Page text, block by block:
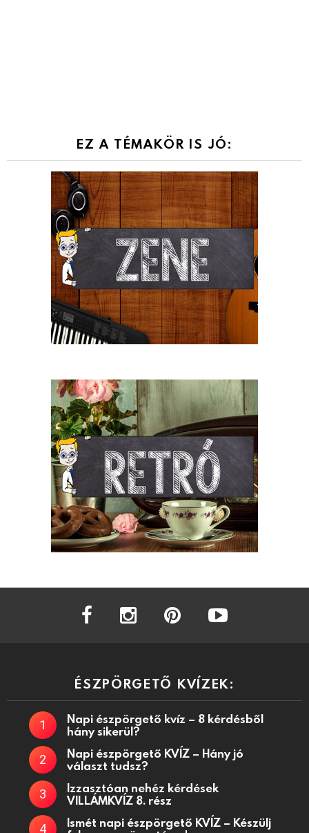
EZ A TÉMAKÖR IS JÓ:
facebook instagram
ÉSZPÖRGETŐ KVÍZEK:
Napi észpörgető kvíz – 8 kérdésből
hány sikerül?
Napi észpörgető KVÍZ – Hány jó
választ tudsz?
Izzasztóan nehéz kérdések
VILLÁMKVÍZ 8. rész
Ismét napi észpörgető KVÍZ – Készülj